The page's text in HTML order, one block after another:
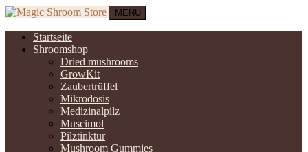
MENÜ
Startseite
Shroomshop
Dried mushrooms
GrowKit
Zaubertrüffel
Mikrodosis
Medizinalpilz
Muscimol
Pilztinktur
Mushroom Gummies